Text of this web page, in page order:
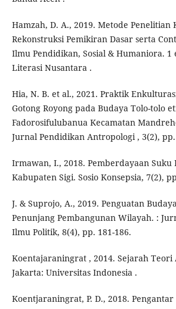
Hamzah, D. A., 2019. Metode Penelitian
Rekonstruksi Pemikiran Dasar serta
Ilmu Pendidikan, Sosial & Humaniora. 1
Literasi Nusantara .
Hia, N. B. et al., 2021. Praktik
Gotong Royong pada Budaya Tolo-tolo
Fadorosifulubanua Kecamatan
Jurnal Pendidikan Antropologi , 3(2), pp.
Irmawan, I., 2018. Pemberdayaan Suku
Kabupaten Sigi. Sosio Konsepsia, 7(2),
J. & Suprojo, A., 2019. Penguatan
Penunjang Pembangunan Wilayah. :
Ilmu Politik, 8(4), pp. 181-186.
Koentajaraningrat , 2014. Sejarah
Jakarta: Universitas Indonesia .
Koentjaraningrat, P. D., 2018.